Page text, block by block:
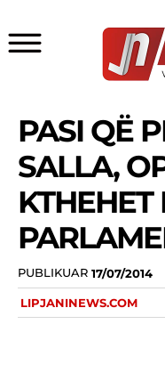
PASI QË
SALLA,
KTHEHET
PUBLIKUAR 17/07/2014
LIPJANINEWS.COM